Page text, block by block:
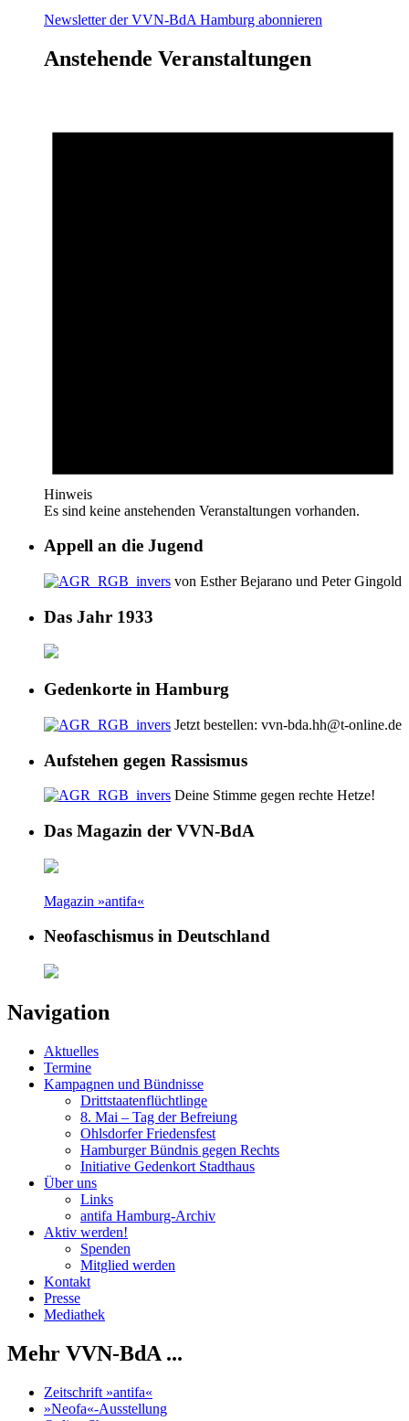
Newsletter der VVN-BdA Hamburg abonnieren
Anstehende Veranstaltungen
Hinweis
Es sind keine anstehenden Veranstaltungen vorhanden.
Appell an die Jugend
von Esther Bejarano und Peter Gingold
Das Jahr 1933
Gedenkorte in Hamburg
Jetzt bestellen: vvn-bda.hh@t-online.de
Aufstehen gegen Rassismus
Deine Stimme gegen rechte Hetze!
Das Magazin der VVN-BdA
Magazin »antifa«
Neofaschismus in Deutschland
Navigation
Aktuelles
Termine
Kampagnen und Bündnisse
Drittstaatenflüchtlinge
8. Mai – Tag der Befreiung
Ohlsdorfer Friedensfest
Hamburger Bündnis gegen Rechts
Initiative Gedenkort Stadthaus
Über uns
Links
antifa Hamburg-Archiv
Aktiv werden!
Spenden
Mitglied werden
Kontakt
Presse
Mediathek
Mehr VVN-BdA ...
Zeitschrift »antifa«
»Neofa«-Ausstellung